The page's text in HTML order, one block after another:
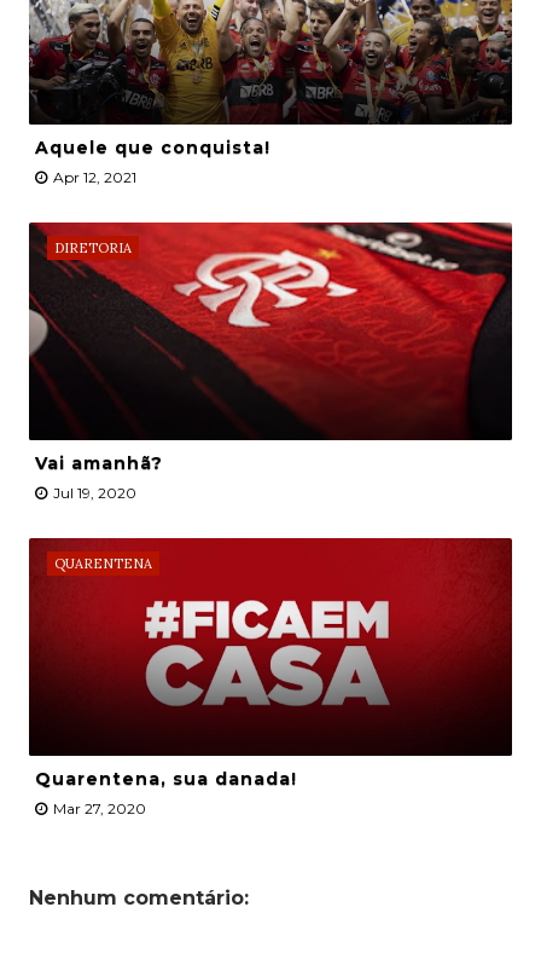
Aquele que conquista!
Apr 12, 2021
DIRETORIA
Vai amanhã?
Jul 19, 2020
QUARENTENA
Quarentena, sua danada!
Mar 27, 2020
Nenhum comentário: